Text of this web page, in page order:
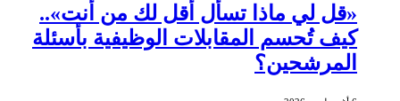
«قل لي ماذا تسأل أقل لك من أنت»..
كيف تُحسم المقابلات الوظيفية بأسئلة
المرشحين؟